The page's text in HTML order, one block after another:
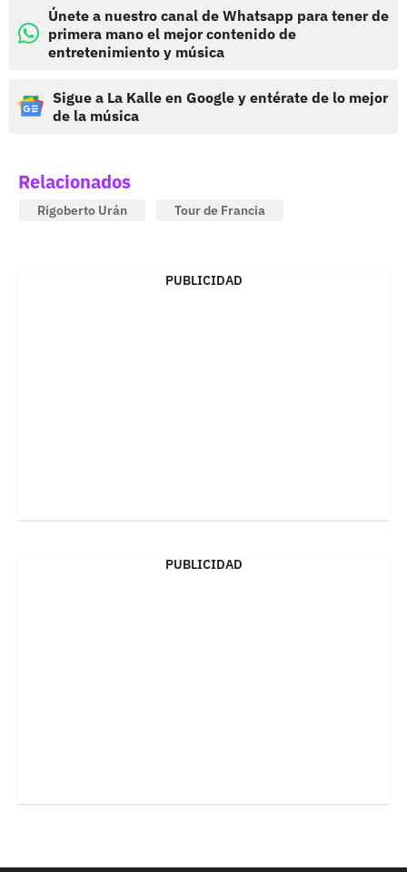
Únete a nuestro canal de Whatsapp para tener de
primera mano el mejor contenido de
entretenimiento y música
Sigue a La Kalle en Google y entérate de lo mejor
de la música
Relacionados
Rigoberto Urán Tour de Francia
PUBLICIDAD
PUBLICIDAD